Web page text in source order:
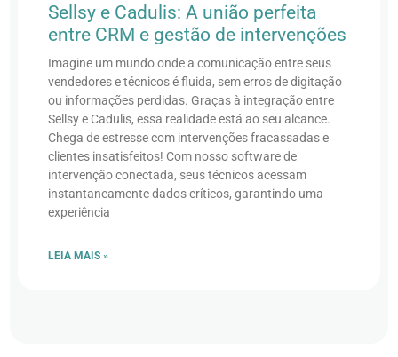
Sellsy e Cadulis: A união perfeita
entre CRM e gestão de intervenções
Imagine um mundo onde a comunicação entre seus
vendedores e técnicos é fluida, sem erros de digitação
ou informações perdidas. Graças à integração entre
Sellsy e Cadulis, essa realidade está ao seu alcance.
Chega de estresse com intervenções fracassadas e
clientes insatisfeitos! Com nosso software de
intervenção conectada, seus técnicos acessam
instantaneamente dados críticos, garantindo uma
experiência
LEIA MAIS »